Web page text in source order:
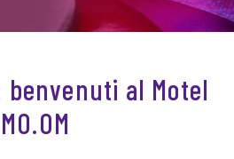
benvenuti al Motel
MO.OM